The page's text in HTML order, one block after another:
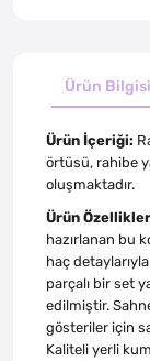
Ürün Bilgisi
Ürün İçeriği:
örtüsü, rahibe
oluşmaktadır.
Ürün
hazırlanan bu
haç
parçalı bir set
edilmiştir.
gösteriler için
Kaliteli yerli